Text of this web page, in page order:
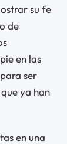
su fe
de
en las
ser
ya han
en una